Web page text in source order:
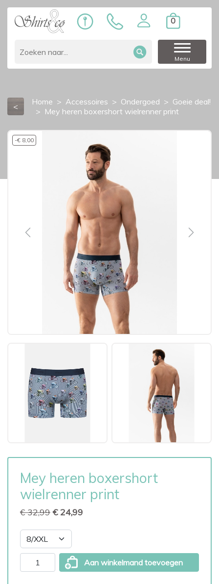
0
Menu
< Home Accessoires Ondergoed
Goeie deal!
Mey heren boxershort wielrenner print
-€ 8,00
Previous Next
Mey heren boxershort
wielrenner print
€ 32,99 € 24,99
Aan winkelmand toevoegen